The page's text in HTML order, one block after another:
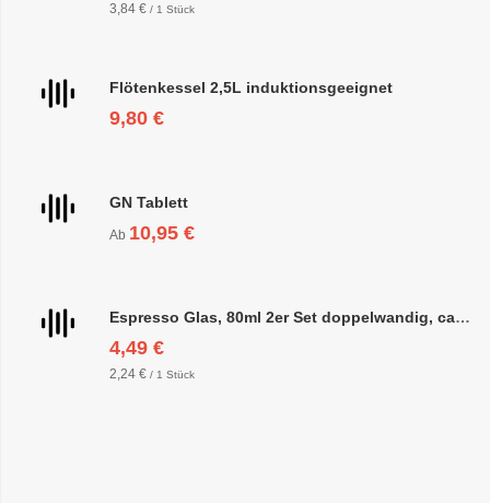
3,84 € / 1 Stück
Flötenkessel 2,5L induktionsgeeignet
9,80 €
GN Tablett
Ab 10,95 €
Espresso Glas, 80ml 2er Set doppelwandig, ca. 6,3 x 6,4cm
4,49 €
2,24 € / 1 Stück